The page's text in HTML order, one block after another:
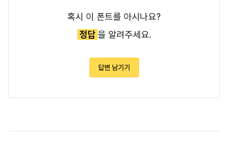
혹시 이 폰트를 아시나요?
정답을 알려주세요.
답변 남기기